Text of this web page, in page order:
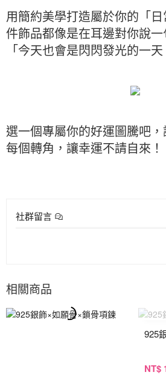
用簡約美學打造屬於你的「
件飾品都像是在耳邊對你說一
「今天也會是閃閃發光的一天
選一個專屬你的好運圖騰吧
每個轉角，讓幸運不請自來！
社群留言
相關商品
925
NT$